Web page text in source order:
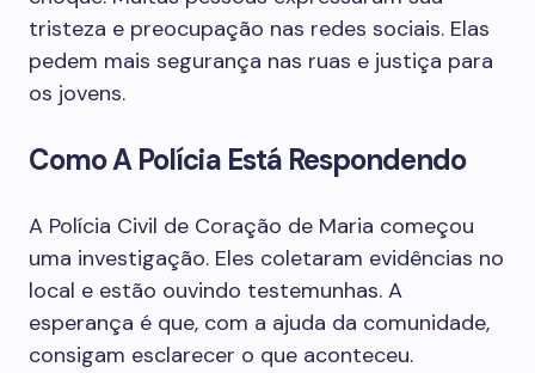
tristeza e preocupação nas redes sociais. Elas
pedem mais segurança nas ruas e justiça para
os jovens.
Como A Polícia Está Respondendo
A Polícia Civil de Coração de Maria começou
uma investigação. Eles coletaram evidências no
local e estão ouvindo testemunhas. A
esperança é que, com a ajuda da comunidade,
consigam esclarecer o que aconteceu.